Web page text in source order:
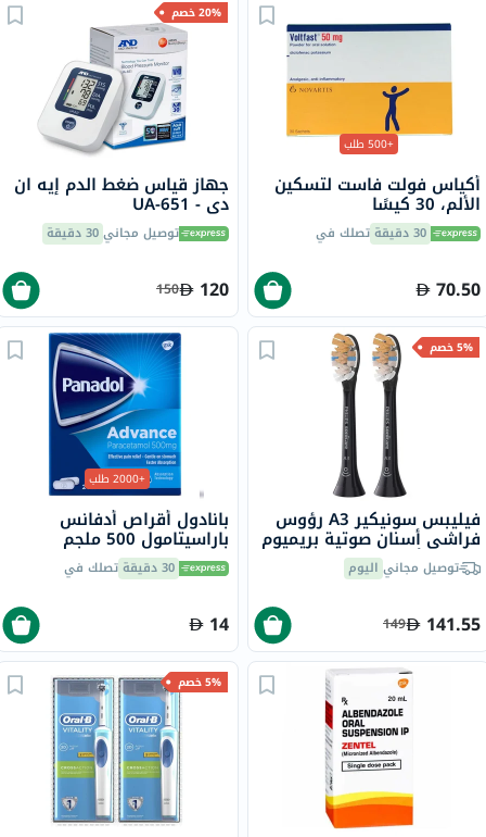
+500 طلب
أكياس فولت فاست لتسكين
الألم، 30 كيسًا
30 دقيقة تصلك في
70.50
20% خصم
جهاز قياس ضغط الدم إيه ان
دي - UA-651
توصيل مجاني30 دقيقة
120
150
5% خصم
فيليبس سونيكير A3 رؤوس
فراشي أسنان صوتية بريميوم
شاملة، أسود HX9092/96،
حزمة من 2
توصيل مجاني اليوم
141.55
149
+2000 طلب
بانادول أقراص أدفانس
باراسيتامول 500 ملجم
قرص 30 دقيقة تصلك في
14
5% خصم